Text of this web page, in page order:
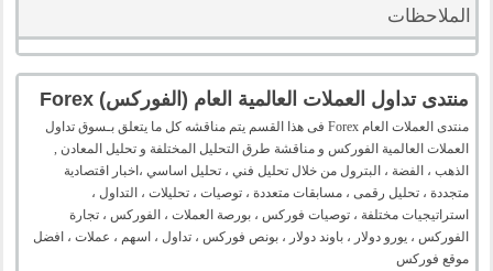
الملاحظات
منتدى تداول العملات العالمية العام (الفوركس) Forex
منتدى العملات العام Forex فى هذا القسم يتم مناقشه كل ما يتعلق بـسوق تداول
العملات العالمية الفوركس و مناقشة طرق التحليل المختلفة و تحليل المعادن ,
الذهب ، الفضة ، البترول من خلال تحليل فني ، تحليل اساسي ،اخبار اقتصادية
متجددة ، تحليل رقمى ، مسابقات متعددة ، توصيات ، تحليلات ، التداول ،
استراتيجيات مختلفة ، توصيات فوركس ، بورصة العملات ، الفوركس ، تجارة
الفوركس ، يورو دولار ، باوند دولار ، بونص فوركس ، تداول ، اسهم ، عملات ، افضل
موقع فوركس